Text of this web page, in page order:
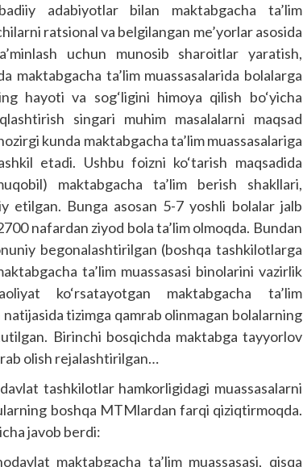
adabiyotlar bilan maktabgacha ta’lim
ratsional va belgilangan me’yorlar asosida
uchun munosib sharoitlar yaratish,
maktabgacha ta’lim muassasalarida bolalarga
hayoti va sog‘ligini himoya qilish bo‘yicha
singari muhim masalalarni maqsad
kunda maktabgacha ta’lim muassasalariga
etadi. Ushbu foizni ko‘tarish maqsadida
maktabgacha ta’lim berish shakllari,
etilgan. Bunga asosan 5-7 yoshli bolalar jalb
nafardan ziyod bola ta’lim olmoqda. Bundan
begonalashtirilgan (boshqa tashkilotlarga
ta’lim muassasasi binolarini vazirlik
ko‘rsatayotgan maktabgacha ta’lim
tizimga qamrab olinmagan bolalarning
Birinchi bosqichda maktabga tayyorlov
olish rejalashtirilgan…
tashkilotlar hamkorligidagi muassasalarni
boshqa MTMlardan farqi qiziqtirmoqda.
javob berdi:
maktabgacha ta’lim muassasasi, qisqa